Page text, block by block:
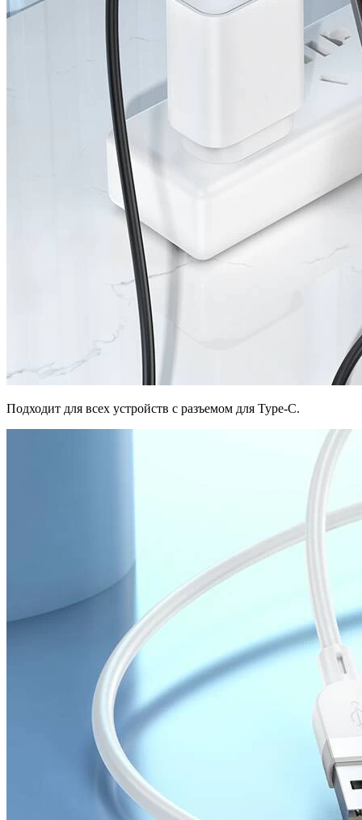
Подходит для всех устройств с разъемом для Type-C.